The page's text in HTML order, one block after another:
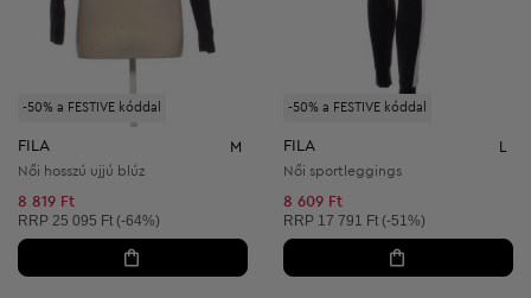
-50% a FESTIVE kóddal
FILA M
Női hosszú ujjú blúz
8 819 Ft
Ajánlott ár:
RRP 25 095 Ft (-64%)
-50% a FESTIVE kóddal
FILA
Női sportleggings
8 609 Ft
Ajánlott ár:
RRP 17 791 Ft (-51%)